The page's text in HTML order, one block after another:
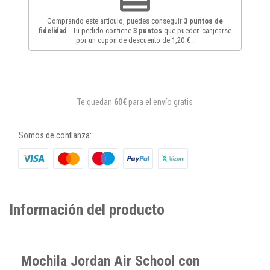
Comprando este artículo, puedes conseguir 3 puntos de
fidelidad
. Tu pedido contiene 3 puntos que pueden canjearse
por un cupón de descuento de 1,20 €
Te quedan 60€ para el envío gratis
Somos de confianza:
Información del producto
Mochila Jordan Air School con